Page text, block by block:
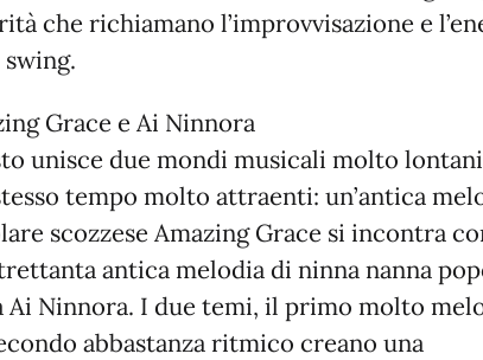
che richiamano l’improvvisazione e
Grace e Ai Ninnora
unisce due mondi musicali molto
tempo molto attraenti: un’antica
scozzese Amazing Grace si incontra
antica melodia di ninna nanna
Ai Ninnora. I due temi, il primo molto
abbastanza ritmico creano una